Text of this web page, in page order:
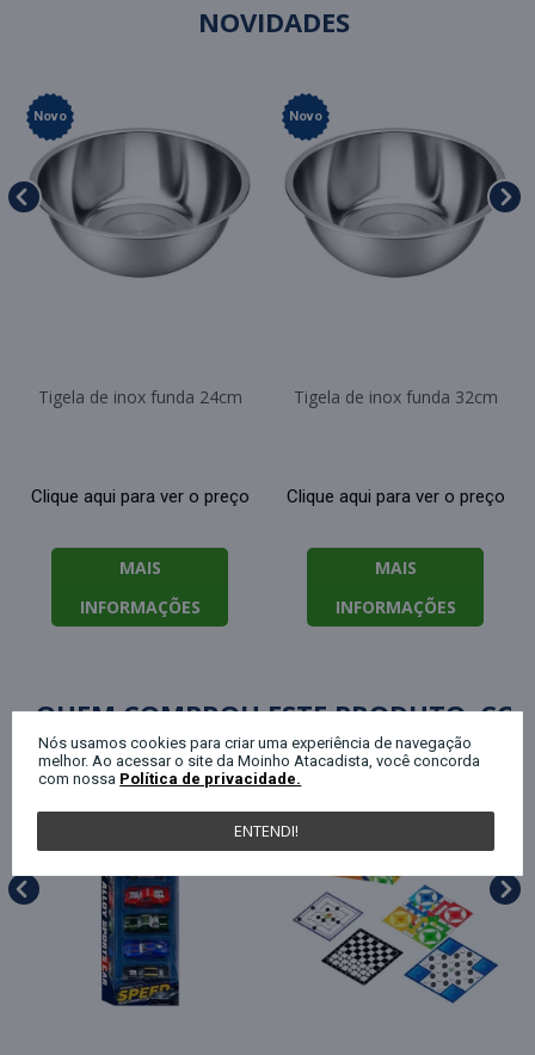
NOVIDADES
Novo
Tigela de inox funda 24cm
Clique aqui para ver o preço
MAIS
INFORMAÇÕES
Novo
Tigela de inox funda 32cm
Clique aqui para ver o preço
MAIS
INFORMAÇÕES
QUEM COMPROU ESTE PRODUTO,
Nós usamos cookies para criar uma experiência de navegação
melhor. Ao acessar o site da Moinho Atacadista, você concorda
com nossa Política de privacidade.
ENTENDI!